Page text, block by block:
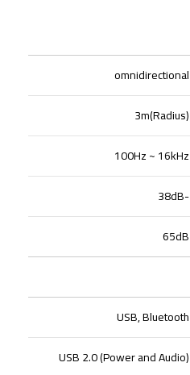
omnidirectional
3m(Radius)
100Hz ~ 16kHz
-38dB
65dB
USB, Bluetooth
USB 2.0 (Power and Audio)